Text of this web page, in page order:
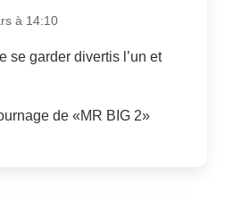
à 14:10
se garder divertis l’un et
de «MR BIG 2»